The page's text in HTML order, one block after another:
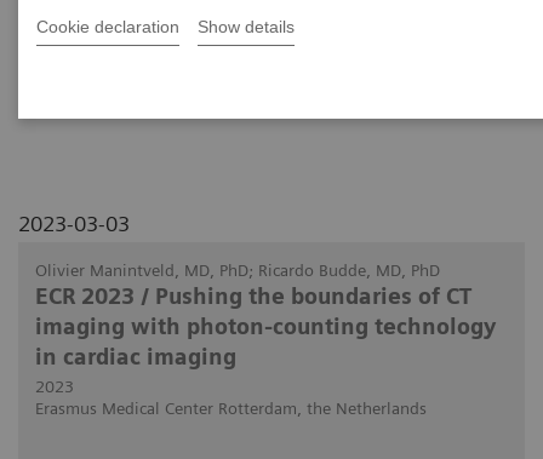
Cookie declaration Show details
cardiac imaging
2023-03-03
Olivier Manintveld, MD, PhD; Ricardo Budde, MD, PhD
ECR 2023 / Pushing the boundaries of CT
imaging with photon-counting technology
in cardiac imaging
2023
Erasmus Medical Center Rotterdam, the Netherlands